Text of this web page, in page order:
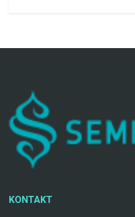
KONTAKT